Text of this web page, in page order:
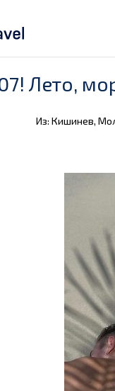
Лето,
Из: Кишинев,